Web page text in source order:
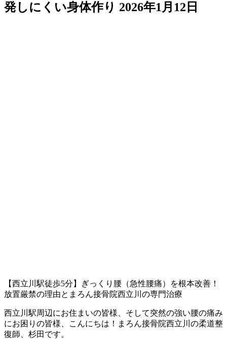
発しにくい身体作り 2026年1月12日
【西立川駅徒歩5分】ぎっくり腰（急性腰痛）を根本改善！
放置厳禁の理由とまろん接骨院西立川の専門治療
西立川駅周辺にお住まいの皆様、そして突然の強い腰の痛み
にお困りの皆様、こんにちは！まろん接骨院西立川の柔道整
復師、杉田です。